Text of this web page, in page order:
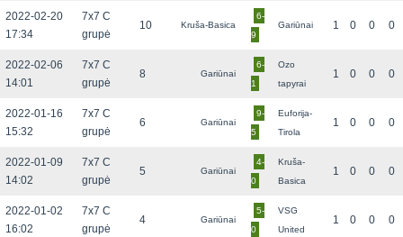
2022-02-20
17:34
7x7 C
grupė
10 Kruša-Basica
6-
9
Gariūnai 1 0 0 0
2022-02-06
14:01
7x7 C
grupė
8 Gariūnai
6-
1
Ozo
tapyrai
1 0 0 0
2022-01-16
15:32
7x7 C
grupė
6 Gariūnai
9-
5
Euforija-
Tirola
1 0 0 0
2022-01-09
14:02
7x7 C
grupė
5 Gariūnai
4-
0
Kruša-
Basica
1 0 0 0
2022-01-02
16:02
7x7 C
grupė
4 Gariūnai
5-
0
VSG
United
1 0 0 0